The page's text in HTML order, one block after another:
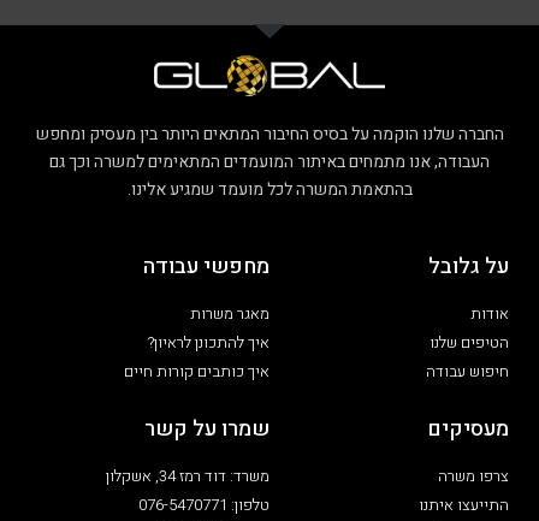
החברה שלנו הוקמה על בסיס החיבור המתאים היותר בין מעסיק ומחפש
העבודה, אנו מתמחים באיתור המועמדים המתאימים למשרה וכך גם
בהתאמת המשרה לכל מועמד שמגיע אלינו.
על גלובל
אודות
הטיפים שלנו
חיפוש עבודה
מחפשי עבודה
מאגר משרות
איך להתכונן לראיון?
איך כותבים קורות חיים
מעסיקים
צרפו משרה
התייעצו איתנו
שמרו על קשר
משרד: דוד רמז 34, אשקלון
טלפון: 076-5470771